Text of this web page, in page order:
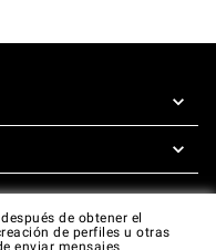
de obtener el
de perfiles u otras
enviar mensajes